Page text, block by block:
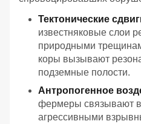
Тектонические
известняковые слои
природными
коры вызывают
подземные полости.
Антропогенное
фермеры связывают
агрессивными